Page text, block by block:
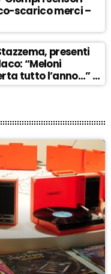
scarico merci –
presenti
“Meloni
tutto l’anno…” –